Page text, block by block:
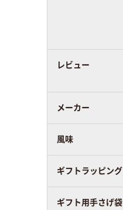
レビュー
メーカー
風味
ギフトラッピング
ギフト用手さげ袋